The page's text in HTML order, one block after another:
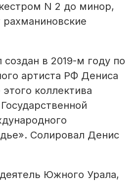
N 2 до минор,
в 2019-м году по
артиста РФ Дениса
коллектива
Солировал Денис
Южного Урала,